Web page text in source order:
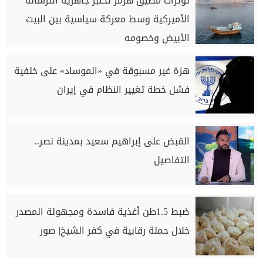
الأميركية وسط معركة سياسية بين البيت
الأبيض وخصومه
هزة غير مسبوقة في «الموساد» على خلفية
فشل خطة تغيير النظام في إيران
القبض على إبراهيم سعيد بمدينة نصر..
التفاصيل
ضبط 1.5طن أغذية فاسدة ومجهولة المصدر
خلال حملة رقابية في كفر الشيخ| صور